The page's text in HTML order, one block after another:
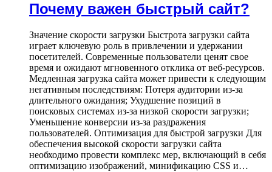
Почему важен быстрый сайт?
Значение скорости загрузки Быстрота загрузки сайта
играет ключевую роль в привлечении и удержании
посетителей. Современные пользователи ценят свое
время и ожидают мгновенного отклика от веб-ресурсов.
Медленная загрузка сайта может привести к следующим
негативным последствиям: Потеря аудитории из-за
длительного ожидания; Ухудшение позиций в
поисковых системах из-за низкой скорости загрузки;
Уменьшение конверсии из-за раздражения
пользователей. Оптимизация для быстрой загрузки Для
обеспечения высокой скорости загрузки сайта
необходимо провести комплекс мер, включающий в себя
оптимизацию изображений, минификацию CSS и…